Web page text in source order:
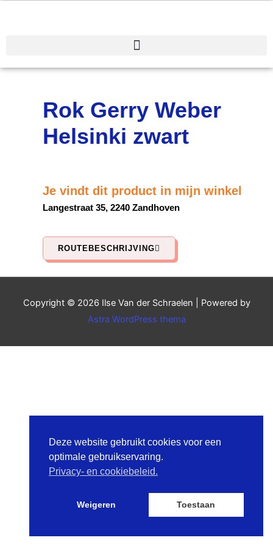
Rok Gerry Weber
Helsinki zwart
Je vindt dit product in mijn winkel
Langestraat 35, 2240 Zandhoven
ROUTEBESCHRIJVING
Copyright © 2026 Ilse Van der Schraelen | Powered by
Astra WordPress thema
Deze website gebruikt cookies voor een
optimale gebruikservaring.
Privacy- en cookiebeleid.
Weigeren Toestaan